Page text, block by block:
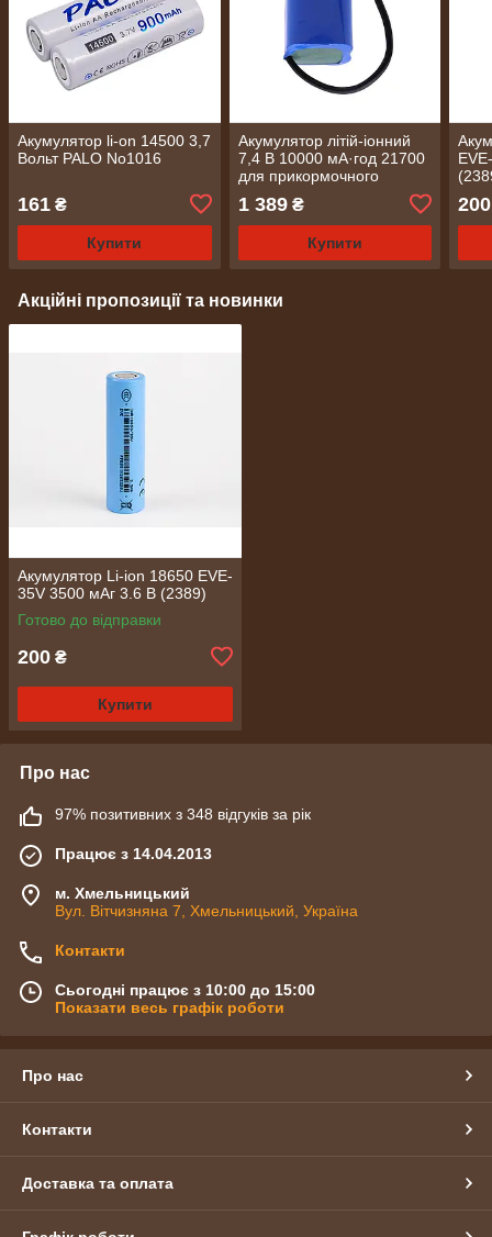
Акумулятор li-on 14500 3,7
Вольт PALO No1016
161 ₴
Купити
Акумулятор літій-іонний
7,4 В 10000 мА·год 21700
для прикормочного
1 389₴
Купити
200
Акційні пропозиції та новинки
Акумулятор Li-ion 18650 EVE-
35V 3500 мАг 3.6 В (2389)
Готово до відправки
200 ₴
Купити
Про нас
97% позитивних з 348 відгуків за рік
Працює з 14.04.2013
м. Хмельницький
Вул. Вітчизняна 7, Хмельницький, Україна
Контакти
Сьогодні працює з 10:00 до 15:00
Показати весь графік роботи
Про нас
Контакти
Доставка та оплата